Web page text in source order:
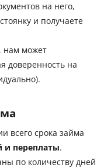
на него,
и получаете
нам может
доверенность на
всего срока займа
и переплаты.
по количеству дней